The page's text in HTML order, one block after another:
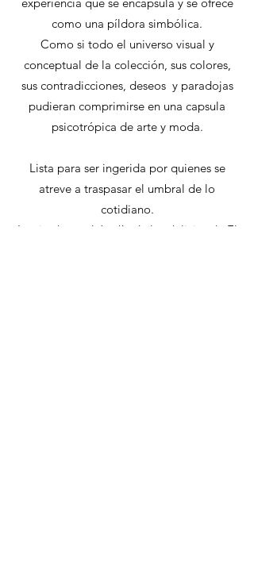
como una píldora simbólica.
Como si todo el universo visual y
conceptual de la colección, sus colores,
sus contradicciones, deseos y paradojas
pudieran comprimirse en una capsula
psicotrópica de arte y moda.
Lista para ser ingerida por quienes se
atreve a traspasar el umbral de lo
cotidiano.
Inspirada en el Jardín de las delicias de El